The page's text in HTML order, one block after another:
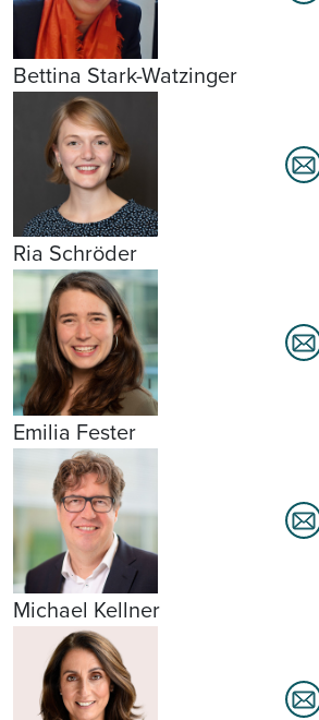
Bettina Stark-Watzinger
Ria Schröder
Emilia Fester
Michael Kellner